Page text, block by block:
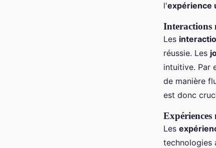
l'expérience
Interactions
Les
réussie. Les
intuitive. Par
de manière
est donc
Expériences
Les
technologies